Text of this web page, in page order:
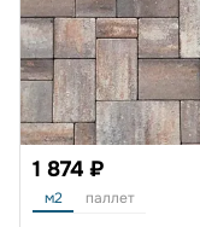
1 874 ₽
м2 паллет